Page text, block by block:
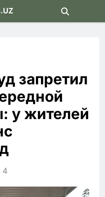
запретил
у жителей
4